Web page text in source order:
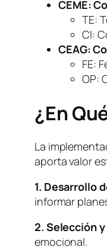
CEME:
TE:
CI:
CEAG:
FE:
OP:
¿En
La
aporta valor
1. Desarrollo
informar
2. Selección
emocional.